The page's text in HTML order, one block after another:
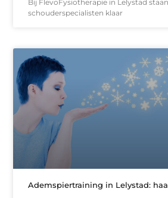
Bij FlevoFysiotherapie in Lelystad
schouderspecialisten klaar
Ademspiertraining in Lelystad: